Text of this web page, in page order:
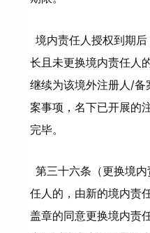
境内责任人授权到期
长且未更换境内责任人
继续为该境外注册人/备
案事项，名下已开展的
完毕。
第三十六条（更换境
任人的，由新的境内责
盖章的同意更换境内责